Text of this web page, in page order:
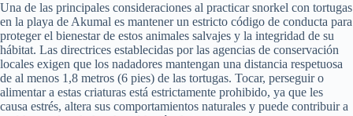
Una de las principales consideraciones al practicar snorkel con tortugas
en la playa de Akumal es mantener un estricto código de conducta para
proteger el bienestar de estos animales salvajes y la integridad de su
hábitat. Las directrices establecidas por las agencias de conservación
locales exigen que los nadadores mantengan una distancia respetuosa
de al menos 1,8 metros (6 pies) de las tortugas. Tocar, perseguir o
alimentar a estas criaturas está estrictamente prohibido, ya que les
causa estrés, altera sus comportamientos naturales y puede contribuir a